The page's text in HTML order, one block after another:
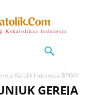
Kekatolikan Indonesia
Katolik Indonesia BPGKI
GEREJA